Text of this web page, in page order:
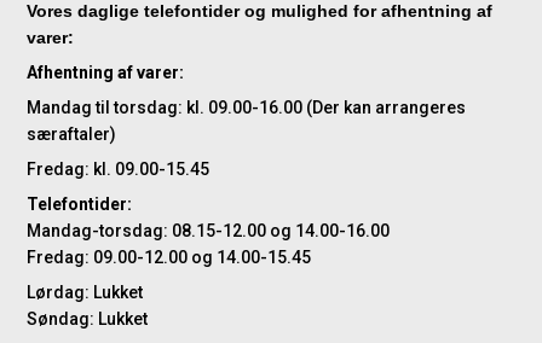
Vores daglige telefontider og mulighed for afhentning af
varer:
Afhentning af varer:
Mandag til torsdag: kl. 09.00-16.00 (Der kan arrangeres
særaftaler)
Fredag: kl. 09.00-15.45
Telefontider:
Mandag-torsdag: 08.15-12.00 og 14.00-16.00
Fredag: 09.00-12.00 og 14.00-15.45
Lørdag: Lukket
Søndag: Lukket